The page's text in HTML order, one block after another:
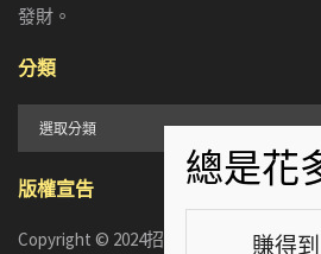
發財。
分類
版權宣告
Copyright © 2024招財張國華. ALL賺得